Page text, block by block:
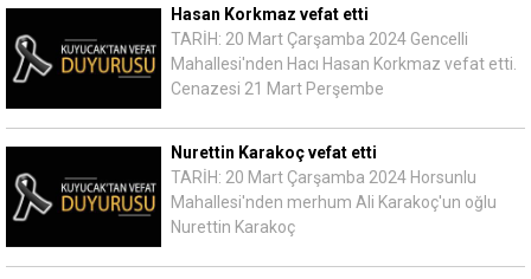
Hasan Korkmaz vefat etti
TARİH: 20 Mart Çarşamba 2024 Gencelli
Mahallesi'nden Hacı Hasan Korkmaz vefat etti.
Cenazesi 21 Mart Perşembe
Nurettin Karakoç vefat etti
TARİH: 20 Mart Çarşamba 2024 Horsunlu
Mahallesi'nden merhum Ali Karakoç'un oğlu
Nurettin Karakoç